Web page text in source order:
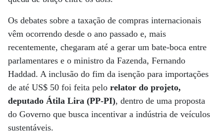
Os debates sobre a taxação de compras internacionais
vêm ocorrendo desde o ano passado e, mais
recentemente, chegaram até a gerar um bate-boca entre
parlamentares e o ministro da Fazenda, Fernando
Haddad. A inclusão do fim da isenção para importações
de até US$ 50 foi feita pelo relator do projeto,
deputado Átila Lira (PP-PI), dentro de uma proposta
do Governo que busca incentivar a indústria de veículos
sustentáveis.